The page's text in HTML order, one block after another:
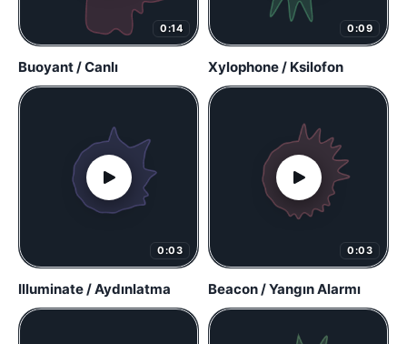
0:14
Buoyant / Canlı
0:09
Xylophone / Ksilofon
0:03
Illuminate / Aydınlatma
0:03
Beacon / Yangın Alarmı